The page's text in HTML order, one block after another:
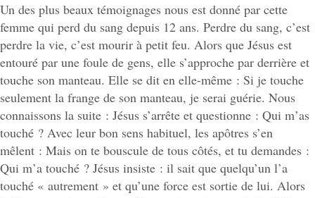
Un des plus beaux témoignages nous est donné par cette
femme qui perd du sang depuis 12 ans. Perdre du sang, c’est
perdre la vie, c’est mourir à petit feu. Alors que Jésus est
entouré par une foule de gens, elle s’approche par derrière et
touche son manteau. Elle se dit en elle-même : Si je touche
seulement la frange de son manteau, je serai guérie. Nous
connaissons la suite : Jésus s’arrête et questionne : Qui m’as
touché ? Avec leur bon sens habituel, les apôtres s’en
mêlent : Mais on te bouscule de tous côtés, et tu demandes :
Qui m’a touché ? Jésus insiste : il sait que quelqu’un l’a
touché « autrement » et qu’une force est sortie de lui. Alors